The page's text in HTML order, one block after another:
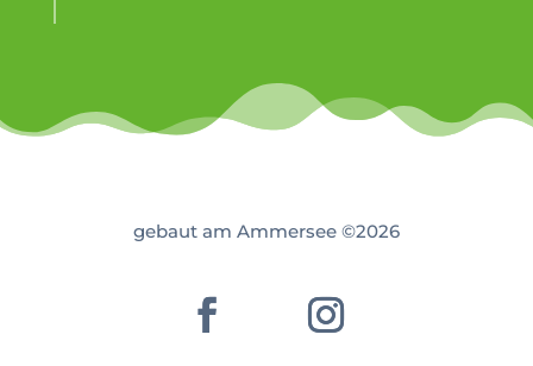
gebaut am Ammersee ©2026